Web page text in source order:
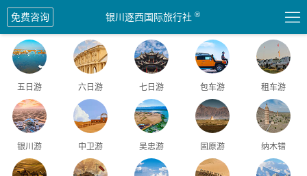

免费咨询 银川逐西国际旅行社 ®
五日游 六日游 七日游 包车游 租车游
银川游 中卫游 吴忠游 固原游 纳木错
爆品
爆品
爆品
爆品